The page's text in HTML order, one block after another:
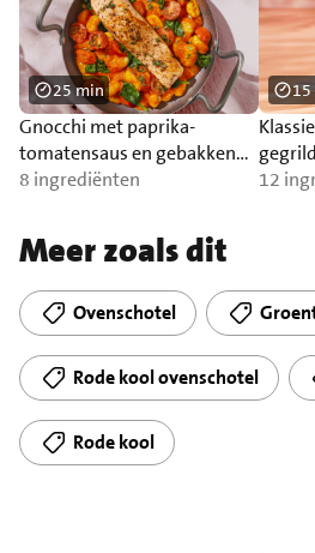
Gnocchi met paprika-
tomatensaus en gebakken
zalm
8 ingrediënten
25 min
12
Meer zoals dit
Ovenschotel
Rode kool ovenschotel
Rode kool